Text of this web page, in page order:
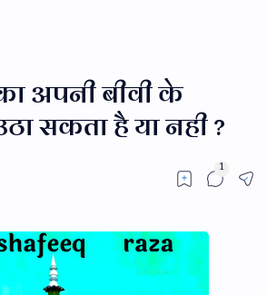
अपनी बीवी के
सकता है या नही ?